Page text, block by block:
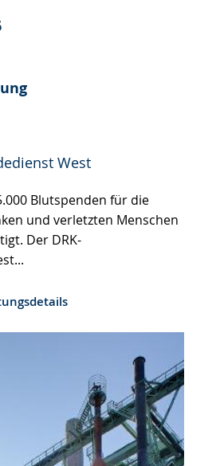
West
Blutspenden für die
und verletzten Menschen
Der DRK-